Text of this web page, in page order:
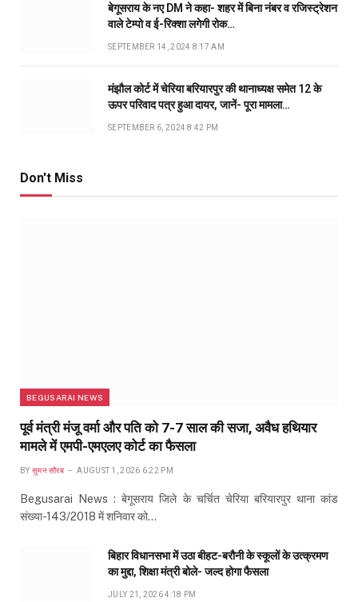
बेगूसराय के नए DM ने कहा- शहर में बिना नंबर व रजिस्ट्रेशन
वाले टेम्पो व ई-रिक्शा लगेगी रोक…
SEPTEMBER 14, 2024 8:17 AM
मंझौल कोर्ट में चेरिया बरियारपुर की थानाध्यक्ष समेत 12 के
ऊपर परिवाद पत्र हुआ दायर, जानें- पूरा मामला…
SEPTEMBER 6, 2024 8:42 PM
Don't Miss
BEGUSARAI NEWS
पूर्व मंत्री मंजू वर्मा और पति को 7-7 साल की सजा, अवैध हथियार
मामले में एमपी-एमएलए कोर्ट का फैसला
BY सुमन सौरब AUGUST 1, 2026 6:22 PM
Begusarai News : बेगूसराय जिले के चर्चित चेरिया बरियारपुर थाना कांड
संख्या-143/2018 में शनिवार को…
बिहार विधानसभा में उठा बीहट-बरौनी के स्कूलों के उत्क्रमण
का मुद्दा, शिक्षा मंत्री बोले- जल्द होगा फैसला
JULY 21, 2026 4:18 PM